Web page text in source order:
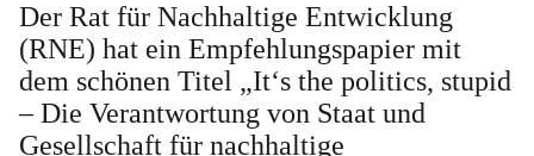
Der Rat für Nachhaltige Entwicklung
(RNE) hat ein Empfehlungspapier mit
dem schönen Titel „It‘s the politics, stupid
– Die Verantwortung von Staat und
Gesellschaft für nachhaltige